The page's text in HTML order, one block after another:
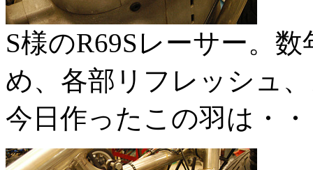
S様のR69Sレーサー。
め、各部リフレッシュ
今日作ったこの羽は・